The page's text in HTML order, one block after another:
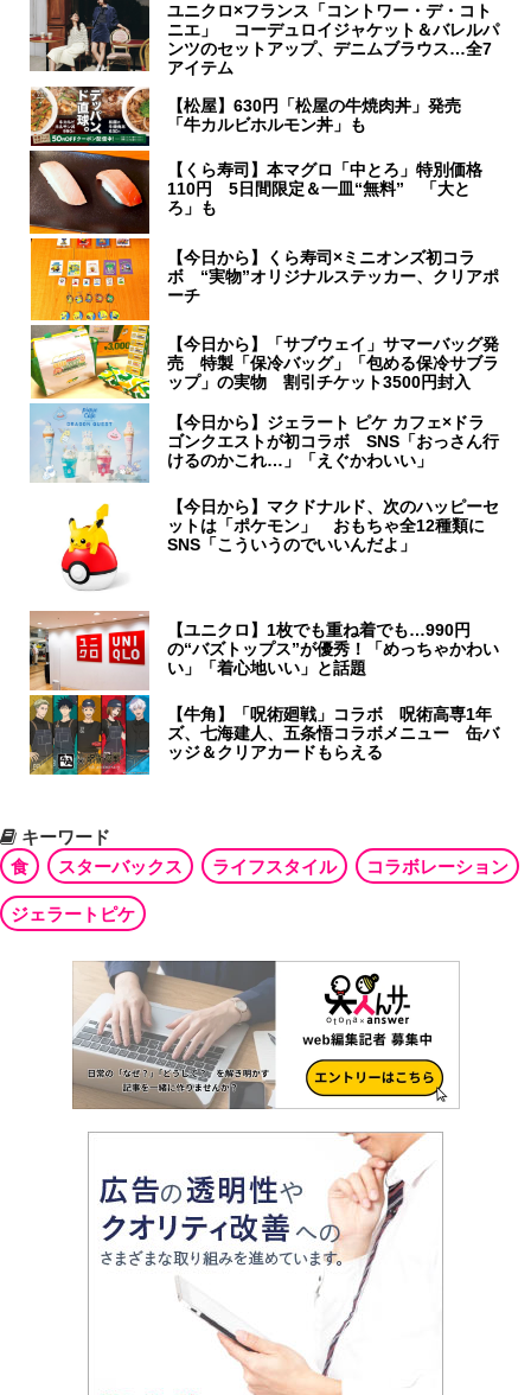
ユニクロ×フランス「コントワー・デ・コト
ニエ」 コーデュロイジャケット＆バレルパ
ンツのセットアップ、デニムブラウス…全7
アイテム
【松屋】630円「松屋の牛焼肉丼」発売
「牛カルビホルモン丼」も
【くら寿司】本マグロ「中とろ」特別価格
110円 5日間限定＆一皿“無料” 「大と
ろ」も
【今日から】くら寿司×ミニオンズ初コラ
ボ “実物”オリジナルステッカー、クリアポ
ーチ
【今日から】「サブウェイ」サマーバッグ発
売 特製「保冷バッグ」「包める保冷サブラ
ップ」の実物 割引チケット3500円封入
【今日から】ジェラート ピケ カフェ×ドラ
ゴンクエストが初コラボ SNS「おっさん行
けるのかこれ…」「えぐかわいい」
【今日から】マクドナルド、次のハッピーセ
ットは「ポケモン」 おもちゃ全12種類に
SNS「こういうのでいいんだよ」
【ユニクロ】1枚でも重ね着でも…990円
の“バズトップス”が優秀！「めっちゃかわい
い」「着心地いい」と話題
【牛角】「呪術廻戦」コラボ 呪術高専1年
ズ、七海建人、五条悟コラボメニュー 缶バ
ッジ＆クリアカードもらえる
キーワード
食
スターバックス ライフスタイル コラボレーション
ジェラートピケ